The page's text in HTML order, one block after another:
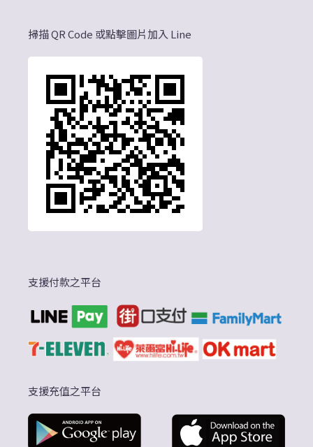
掃描 QR Code 或點擊圖片加入 Line
支援付款之平台
支援充值之平台